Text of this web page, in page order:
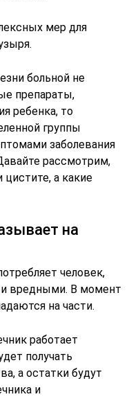
мер для
больной не
препараты,
ребенка, то
группы
заболевания
рассмотрим,
цистите, а какие
на
человек,
и вредными. В момент
на части.
работает
получать
а остатки будут
и